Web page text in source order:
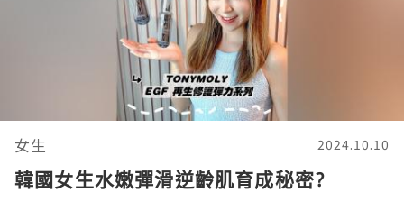
女生 2024.10.10
韓國女生水嫩彈滑逆齡肌育成秘密?